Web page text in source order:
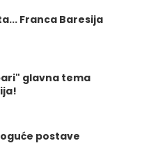
Franca Baresija
glavna tema
postave